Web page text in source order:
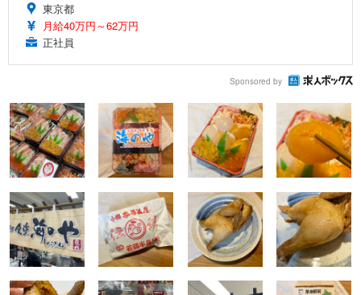
東京都
月給40万円～62万円
正社員
Sponsored by